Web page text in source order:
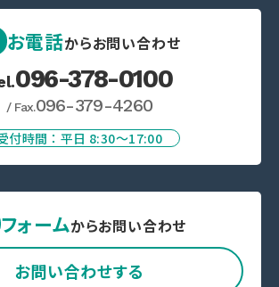
お電話からお問い合わせ
096-378-0100
/ Fax.096-379-4260
付時間 ： 平日 8:30〜17:00
フォームからお問い合わせ
お問い合わせする